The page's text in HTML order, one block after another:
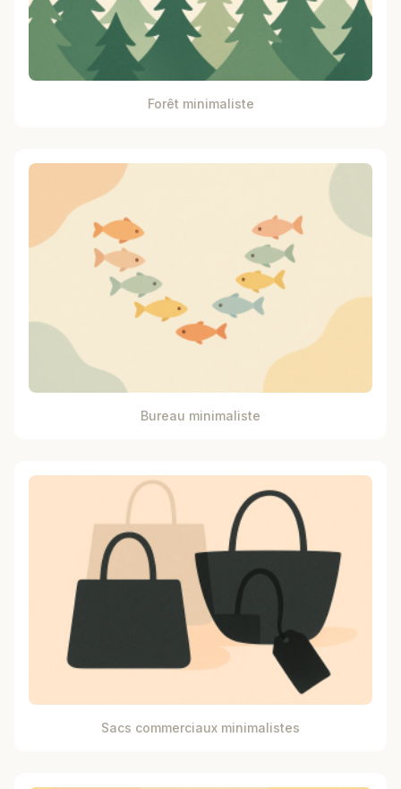
Forêt minimaliste
Bureau minimaliste
Sacs commerciaux minimalistes